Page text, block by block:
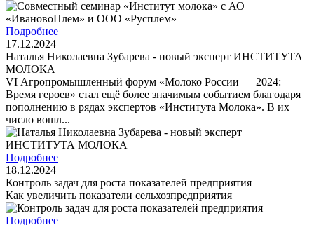
Подробнее
17.12.2024
Наталья Николаевна Зубарева - новый эксперт ИНСТИТУТА
МОЛОКА
VI Агропромышленный форум «Молоко России — 2024:
Время героев» стал ещё более значимым событием благодаря
пополнению в рядах экспертов «Института Молока». В их
число вошл...
Подробнее
18.12.2024
Контроль задач для роста показателей предприятия
Как увеличить показатели сельхозпредприятия
Подробнее